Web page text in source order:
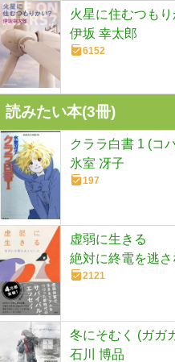
火星に住むつも
伊坂 幸太郎
6152
読みたい本(3冊)
クララ白書 1 (コ
氷室 冴子
197
虚弱に生きる
絶対に終電を逃
2121
冬にそむく (ガガ
石川 博品